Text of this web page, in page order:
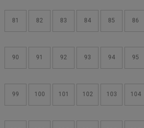
81 82 83 84 85 86
90 91 92 93 94 95
99 100 101 102 103 104